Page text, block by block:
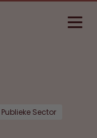
Sector